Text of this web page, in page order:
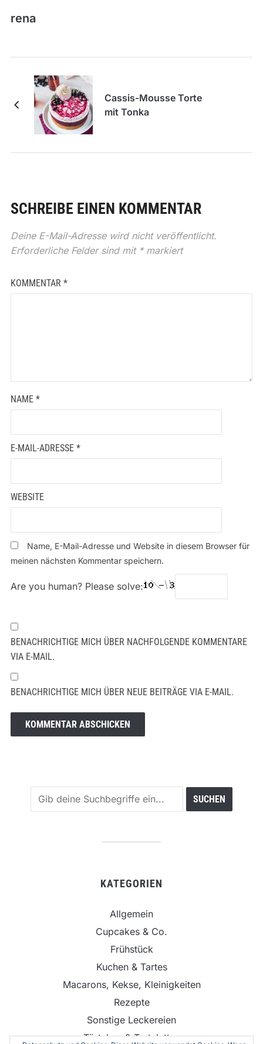
rena
Cassis-Mousse Torte
mit Tonka
SCHREIBE EINEN KOMMENTAR
Deine E-Mail-Adresse wird nicht veröffentlicht.
Erforderliche Felder sind mit *markiert
KOMMENTAR *
NAME *
E-MAIL-ADRESSE *
WEBSITE
Name, E-Mail-Adresse und Website in diesem Browser für
meinen nächsten Kommentar speichern.
Are you human? Please solve:
BENACHRICHTIGE MICH ÜBER NACHFOLGENDE KOMMENTARE
VIA E-MAIL.
BENACHRICHTIGE MICH ÜBER NEUE BEITRÄGE VIA E-MAIL.
KATEGORIEN
Allgemein
Cupcakes & Co.
Frühstück
Kuchen & Tartes
Macarons, Kekse, Kleinigkeiten
Rezepte
Sonstige Leckereien
Törtchen & Tartelettes